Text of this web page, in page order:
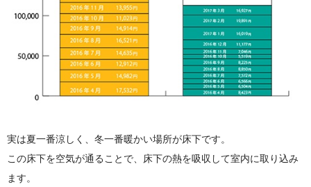
実は夏一番涼しく、冬一番暖かい場所が床下です。
この床下を空気が通ることで、床下の熱を吸収して室内に取り込み
ます。